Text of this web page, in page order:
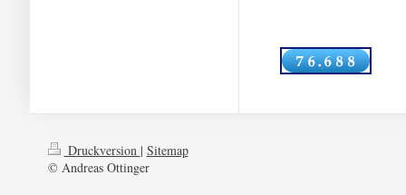
Druckversion | Sitemap
© Andreas Ottinger